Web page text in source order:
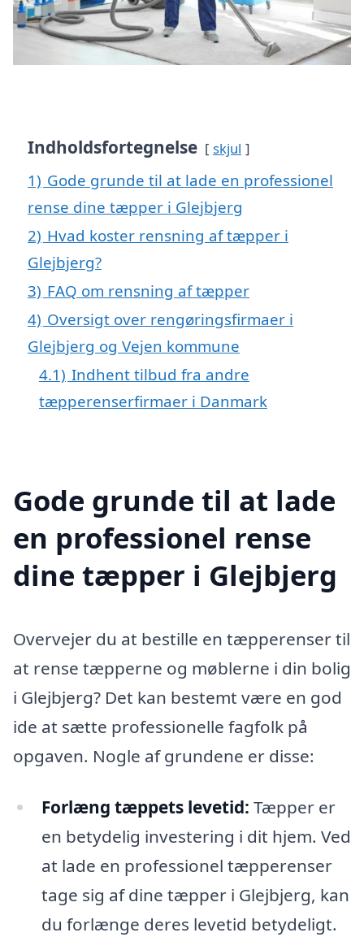
Indholdsfortegnelse skjul
1) Gode grunde til at lade en professionel
rense dine tæpper i Glejbjerg
2) Hvad koster rensning af tæpper i
Glejbjerg?
3) FAQ om rensning af tæpper
4) Oversigt over rengøringsfirmaer i
Glejbjerg og Vejen kommune
4.1) Indhent tilbud fra andre
tæpperenserfirmaer i Danmark
Gode grunde til at lade
en professionel rense
dine tæpper i Glejbjerg
Overvejer du at bestille en tæpperenser til
at rense tæpperne og møblerne i din bolig
i Glejbjerg? Det kan bestemt være en god
ide at sætte professionelle fagfolk på
opgaven. Nogle af grundene er disse:
Forlæng tæppets levetid: Tæpper er
en betydelig investering i dit hjem. Ved
at lade en professionel tæpperenser
tage sig af dine tæpper i Glejbjerg, kan
du forlænge deres levetid betydeligt.